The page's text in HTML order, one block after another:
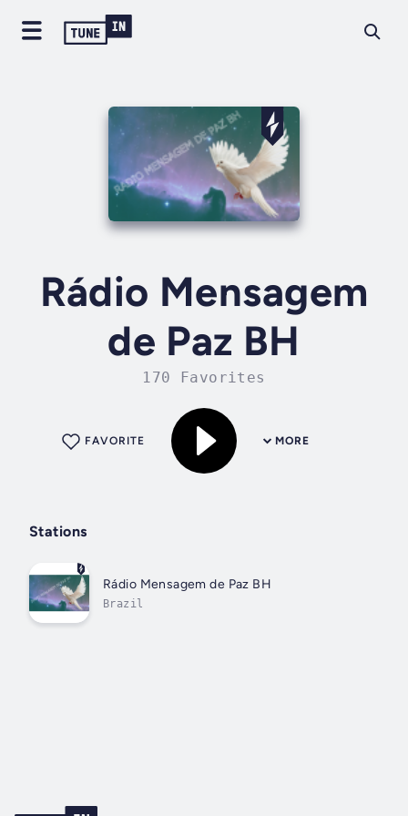
Rádio Mensagem
de Paz BH
170 Favorites
MORE
FAVORITE
Stations
Rádio Mensagem de Paz BH
Brazil